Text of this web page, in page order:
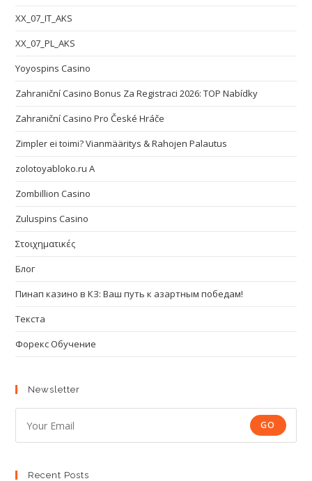
XX_07_IT_AKS
XX_07_PL_AKS
Yoyospins Casino
Zahraniční Casino Bonus Za Registraci 2026: TOP Nabídky
Zahraniční Casino Pro České Hráče
Zimpler ei toimi? Vianmääritys & Rahojen Palautus
zolotoyabloko.ru A
Zombillion Casino
Zuluspins Casino
Στοιχηματικές
Блог
Пинап казино в КЗ: Ваш путь к азартным победам!
Текста
Форекс Обучение
Newsletter
GO
Recent Posts